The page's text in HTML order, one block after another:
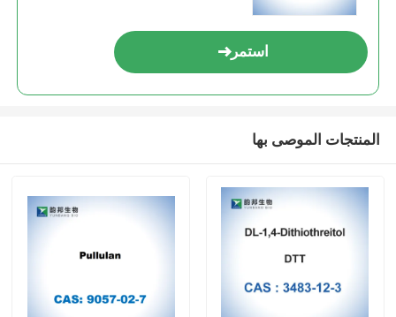
استمر
المنتجات الموصى بها